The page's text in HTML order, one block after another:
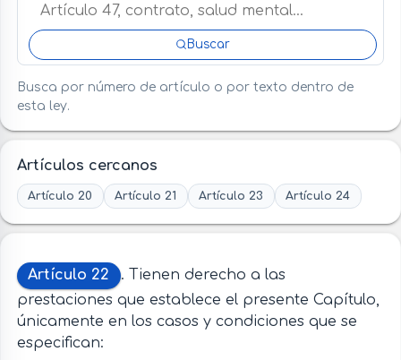
Buscar
Busca por número de artículo o por texto dentro de
esta ley.
Artículos cercanos
Artículo 20 Artículo 21 Artículo 23 Artículo 24
Artículo 22
. Tienen derecho a las
prestaciones que establece el presente Capítulo,
únicamente en los casos y condiciones que se
especifican: